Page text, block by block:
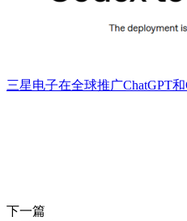
三星电子在全球推广ChatGPT
下一篇